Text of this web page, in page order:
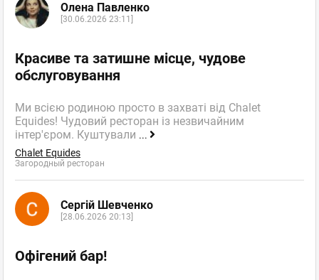
Олена Павленко
[30.06.2026 23:11]
Красиве та затишне місце, чудове
обслуговування
Ми всією родиною просто в захваті від Chalet
Equides! Чудовий ресторан із незвичайним
інтер'єром. Куштували ...
Chalet Equides
Загородный ресторан
Сергій Шевченко
[28.06.2026 20:13]
Офігений бар!